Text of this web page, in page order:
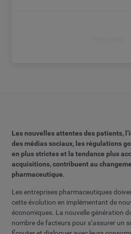
Les nouvelles attentes des patients,
des médias sociaux, les régulations
en plus strictes et la tendance plus
acquisitions, contribuent au
pharmaceutique.
Les entreprises pharmaceutiques
cette évolution en implémentant de
économiques. La nouvelle génération
nombre de facteurs pour s’assurer un